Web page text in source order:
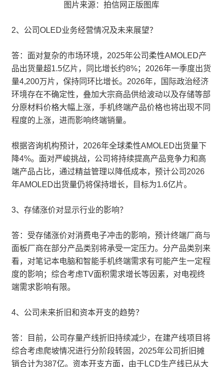
图片来源：拍信网正版图库
2、公司OLED业务经营情况及未来展望？
答：面对复杂的市场环境，2025年公司柔性AMOLED产
品出货量超1.5亿片，同比增长约8%；2026年一季度出货
量4,200万片，保持同环比增长。2026年，国际政治经济
环境存在不确定性，叠加大宗商品供给波动以及存储等部
分原材料价格大幅上涨，手机终端产品价格也将出现不同
程度的上涨，进而影响终端销量。
根据咨询机构预计，2026年全球柔性AMOLED出货量下
降4%。面对严峻挑战，公司将持续提高产品竞争力和高
端产品占比，通过精益管理以降低成本，预计公司2026
年AMOLED出货量仍将保持增长，目标为1.6亿片。
3、存储涨价对显示行业的影响？
答：受存储涨价对消费电子冲击的影响，预计终端厂商与
面板厂商在部分产品类别将承受一定压力。分产品类别来
看，对笔记本电脑和智能手机终端需求有可能产生一定程
度的影响；综合考虑TV面积需求增长等因素，对电视终
端需求影响有限。
4、公司未来折旧和资本开支的趋势？
答：目前，公司存量产线折旧持续减少，在建产线项目将
综合考虑爬坡情况进行分阶段转固，2025年公司折旧摊
销合计为387亿。资本开支方面，由于LCD生产线已从大